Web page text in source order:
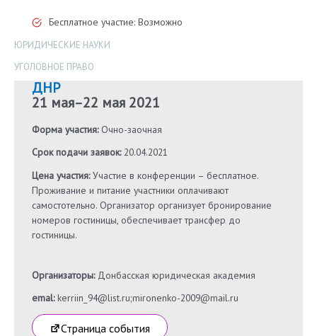
Бесплатное участие: Возможно
ЮРИДИЧЕСКИЕ НАУКИ
УГОЛОВНОЕ ПРАВО
ДНР
21 мая–22 мая 2021
Форма участия:Очно-заочная
Срок подачи заявок:20.04.2021
Цена участия:Участие в конференции – бесплатное.
Проживание и питание участники оплачивают
самостотельно. Организатор организует бронирование
номеров гостиницы, обеспечивает трансфер до
гостиницы.
Организаторы:Донбасская юридическая академия
emal:kerriin_94@list.ru;mironenko-2009@mail.ru
Страница события